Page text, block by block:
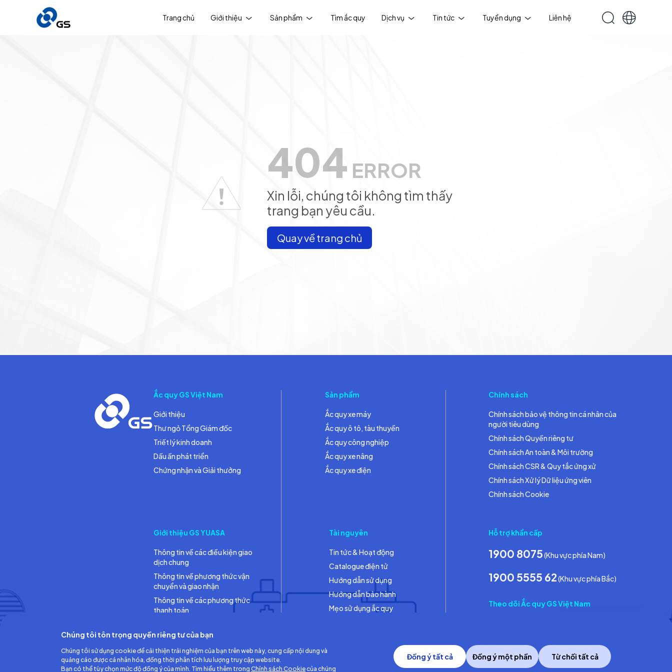
Trang chủ Giới thiệu Sản phẩm Tìm ắc quy Dịch vụ Tin tức Tuyển dụng Liên hệ
404 ERROR
Xin lỗi, chúng tôi không tìm thấy
trang bạn yêu cầu.
Quay về trang chủ
Ắc quy GS Việt Nam
Giới thiệu
Thư ngỏ Tổng Giám đốc
Triết lý kinh doanh
Dấu ấn phát triển
Chứng nhận và Giải thưởng
Sản phẩm
Ắc quy xe máy
Ắc quy ô tô, tàu thuyền
Ắc quy công nghiệp
Ắc quy xe nâng
Ắc quy xe điện
Chính sách
Chính sách bảo vệ thông tin cá nhân của
người tiêu dùng
Chính sách Quyền riêng tư
Chính sách An toàn & Môi trường
Chính sách CSR & Quy tắc ứng xử
Chính sách Xử lý Dữ liệu ứng viên
Chính sách Cookie
Giới thiệu GS YUASA
Thông tin về các điều kiện giao
dịch chung
Thông tin về phương thức vận
chuyển và giao nhận
Thông tin về các phương thức
thanh toán
Tài nguyên
Tin tức & Hoạt động
Catalogue điện tử
Hướng dẫn sử dụng
Hướng dẫn bảo hành
Mẹo sử dụng ắc quy
Hỗ trợ khẩn cấp
1900 8075(Khu vực phía Nam)
1900 5555 62(Khu vực phía Bắc)
Theo dõi Ắc quy GS Việt Nam
Công ty TNHH Ắc quy GS Việt Nam Copyright © 2014 GS Battery Vietnam Co., Ltd
Chúng tôi tôn trọng quyền riêng tư của bạn
Chúng tôi sử dụng cookie để cải thiện trải nghiệm của bạn trên web này, cung cấp nội dung và
quảng cáo được cá nhân hóa, đồng thời phân tích lưu lượng truy cập website.
Bạn có thể tùy chọn mức độ đồng ý của mình. Tìm hiểu thêm trong Chính sách Cookiecủa chúng
Đồng ý tất cả Đồng ý một phần Từ chối tất cả